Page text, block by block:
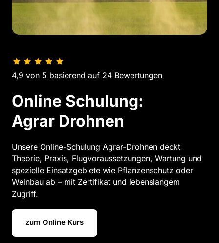
4,9 von 5 basierend auf 24 Bewertungen
Online Schulung:
Agrar Drohnen
Unsere Online-Schulung Agrar-Drohnen deckt
Theorie, Praxis, Flugvoraussetzungen, Wartung und
spezielle Einsatzgebiete wie Pflanzenschutz oder
Weinbau ab – mit Zertifikat und lebenslangem
Zugriff.
zum Online Kurs